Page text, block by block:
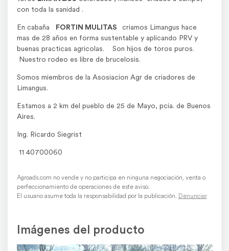
Mio Mio
con toda la sanidad .
En cabaña FORTIN MULITAS
criamos Limangus hace
mas de 28 años en forma sustentable y aplicando PRV y
buenas practicas agricolas. Son hijos de toros puros.
Nuestro rodeo es libre de brucelosis.
Somos miembros de la Asosiacion Agr de criadores de
Limangus.
Estamos a 2 km del pueblo de 25 de Mayo, pcia. de Buenos
Aires.
Ing. Ricardo Siegrist
11 40700060
Agroads.com no vende y no participa en ninguna negociación, venta o
perfeccionamiento de operaciones de este aviso.
El usuario asume toda la responsabilidad por la publicación. Denunciar
Imágenes del producto